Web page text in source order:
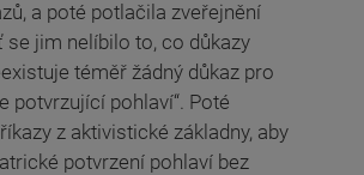
a poté potlačila zveřejnění
se jim nelíbilo to, co důkazy
téměř žádný důkaz pro
potvrzující pohlaví“. Poté
z aktivistické základny, aby
potvrzení pohlaví bez